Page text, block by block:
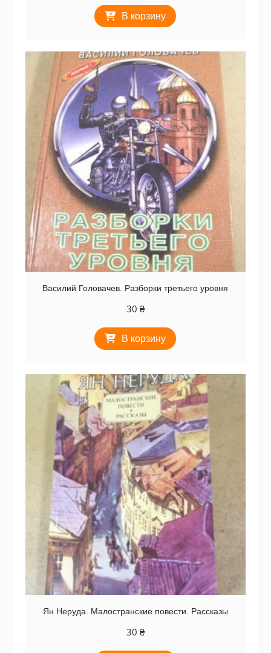
В корзину
Василий Головачев. Разборки третьего уровня
30 ₴
В корзину
Ян Неруда. Малостранские повести. Рассказы
30 ₴